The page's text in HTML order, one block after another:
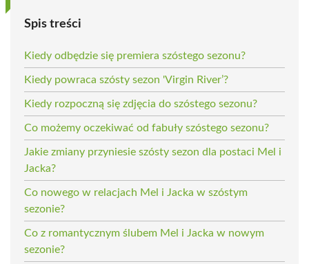
Spis treści
Kiedy odbędzie się premiera szóstego sezonu?
Kiedy powraca szósty sezon 'Virgin River’?
Kiedy rozpoczną się zdjęcia do szóstego sezonu?
Co możemy oczekiwać od fabuły szóstego sezonu?
Jakie zmiany przyniesie szósty sezon dla postaci Mel i
Jacka?
Co nowego w relacjach Mel i Jacka w szóstym
sezonie?
Co z romantycznym ślubem Mel i Jacka w nowym
sezonie?